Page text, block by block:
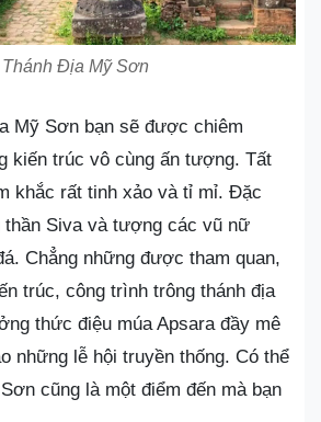
Thánh Địa Mỹ Sơn
Mỹ Sơn bạn sẽ được chiêm
kiến trúc vô cùng ấn tượng. Tất
khắc rất tinh xảo và tỉ mỉ. Đặc
thần Siva và tượng các vũ nữ
Chẳng những được tham quan,
trúc, công trình trông thánh địa
thức điệu múa Apsara đầy mê
những lễ hội truyền thống. Có thể
cũng là một điểm đến mà bạn